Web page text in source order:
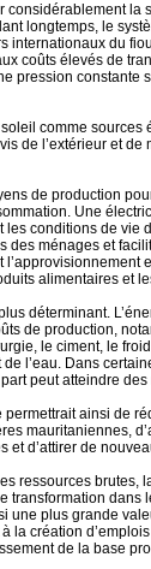
considérablement la
longtemps, le
internationaux du
coûts élevés de
pression constante
comme
de l’extérieur et de
de production
Une
conditions de vie
des ménages et
alimentaires et
déterminant.
de production,
le ciment, le
l’eau. Dans
peut atteindre
ainsi de
mauritaniennes,
et d’attirer de
ressources brutes,
transformation dans
une plus grande
la création
de la base